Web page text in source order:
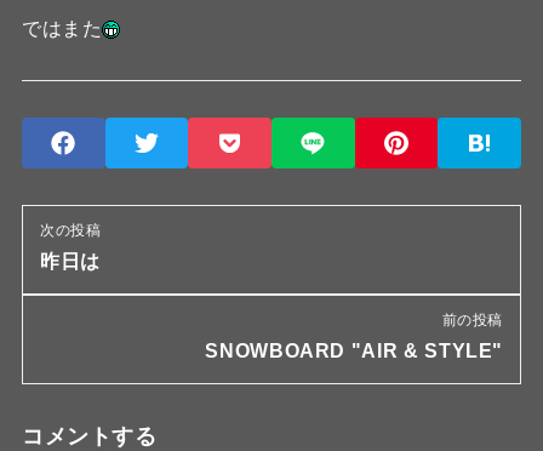
ではまた
次の投稿
昨日は
前の投稿
SNOWBOARD "AIR & STYLE"
コメントする